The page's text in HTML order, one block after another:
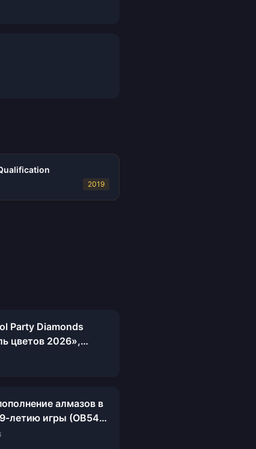
2019
Party Diamonds
цветов 2026»,
стоит покупать
алмазов в
9-летию игры (OB54):
по выгоде